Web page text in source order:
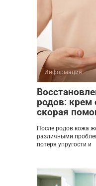
Информация
родов: крем
скорая
После родов кожа
различными
потеря упругости и